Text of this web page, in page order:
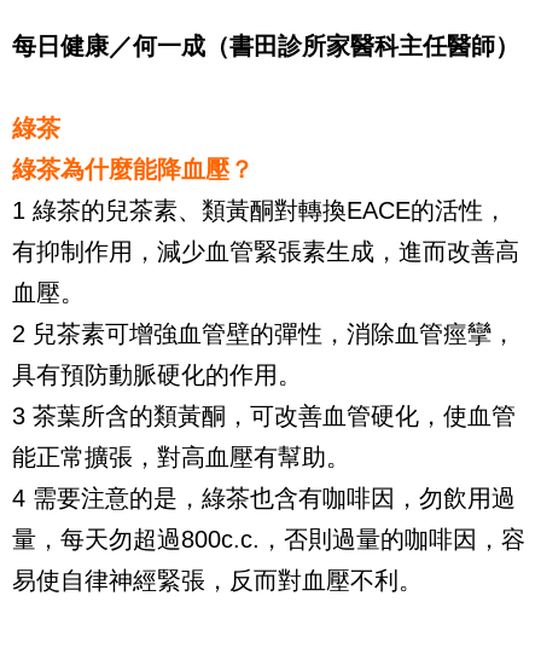
每日健康／何一成（書田診所家醫科主任醫師）
綠茶
綠茶為什麼能降血壓？
1 綠茶的兒茶素、類黃酮對轉換EACE的活性，
有抑制作用，減少血管緊張素生成，進而改善高
血壓。
2 兒茶素可增強血管壁的彈性，消除血管痙攣，
具有預防動脈硬化的作用。
3 茶葉所含的類黃酮，可改善血管硬化，使血管
能正常擴張，對高血壓有幫助。
4 需要注意的是，綠茶也含有咖啡因，勿飲用過
量，每天勿超過800c.c.，否則過量的咖啡因，容
易使自律神經緊張，反而對血壓不利。